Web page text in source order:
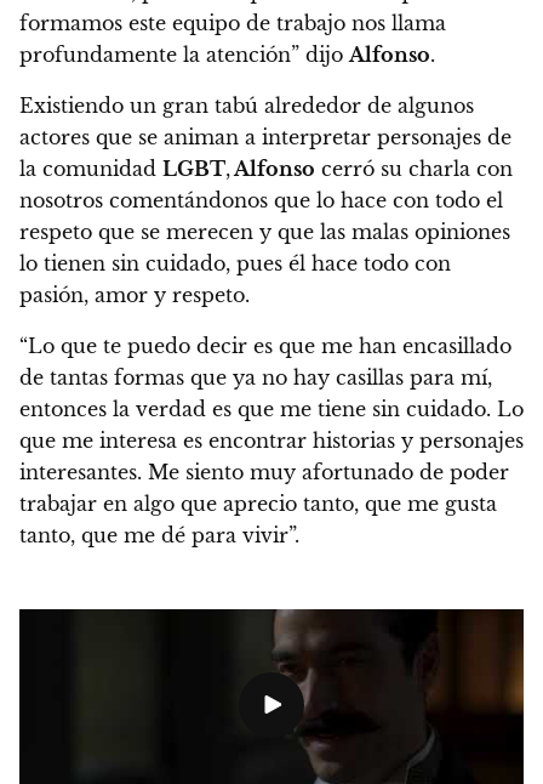
formamos este equipo de trabajo nos llama
profundamente la atención” dijoAlfonso.
Existiendo un gran tabú alrededor de algunos
actores que se animan a interpretar personajes de
la comunidad LGBT,Alfonso cerró su charla con
nosotros comentándonos que lo hace con todo el
respeto que se merecen y que las malas opiniones
lo tienen sin cuidado, pues él hace todo con
pasión, amor y respeto.
“Lo que te puedo decir es que me han encasillado
de tantas formas que ya no hay casillas para mí,
entonces la verdad es que me tiene sin cuidado. Lo
que me interesa es encontrar historias y personajes
interesantes. Me siento muy afortunado de poder
trabajar en algo que aprecio tanto, que me gusta
tanto, que me dé para vivir”.